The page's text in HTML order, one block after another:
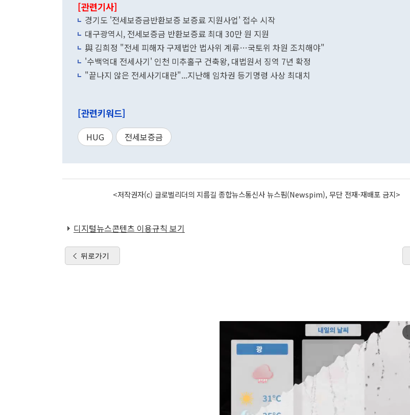
[관련기사]
경기도 '전세보증금반환보증 보증료 지원사업' 접수 시작
대구광역시, 전세보증금 반환보증료 최대 30만 원 지원
與 김희정 "전세 피해자 구제법안 법사위 계류…국토위 차원 조치해야"
'수백억대 전세사기' 인천 미추홀구 건축왕, 대법원서 징역 7년 확정
"끝나지 않은 전세사기대란"...지난해 임차권 등기명령 사상 최대치
[관련키워드]
HUG 전세보증금
<저작권자(c) 글로벌리더의 지름길 종합뉴스통신사 뉴스핌(Newspim), 무단 전재-재배포 금지>
디지털뉴스콘텐츠 이용규칙 보기
뒤로가기